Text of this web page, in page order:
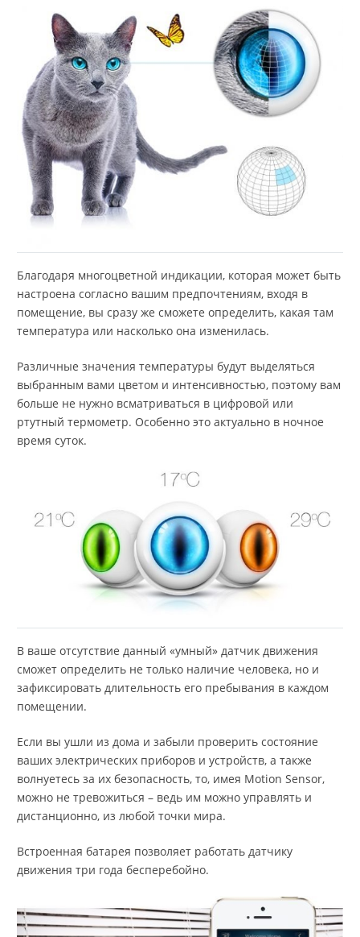
Благодаря многоцветной индикации, которая может быть
настроена согласно вашим предпочтениям, входя в
помещение, вы сразу же сможете определить, какая там
температура или насколько она изменилась.
Различные значения температуры будут выделяться
выбранным вами цветом и интенсивностью, поэтому вам
больше не нужно всматриваться в цифровой или
ртутный термометр. Особенно это актуально в ночное
время суток.
В ваше отсутствие данный «умный» датчик движения
сможет определить не только наличие человека, но и
зафиксировать длительность его пребывания в каждом
помещении.
Если вы ушли из дома и забыли проверить состояние
ваших электрических приборов и устройств, а также
волнуетесь за их безопасность, то, имея Motion Sensor,
можно не тревожиться – ведь им можно управлять и
дистанционно, из любой точки мира.
Встроенная батарея позволяет работать датчику
движения три года бесперебойно.